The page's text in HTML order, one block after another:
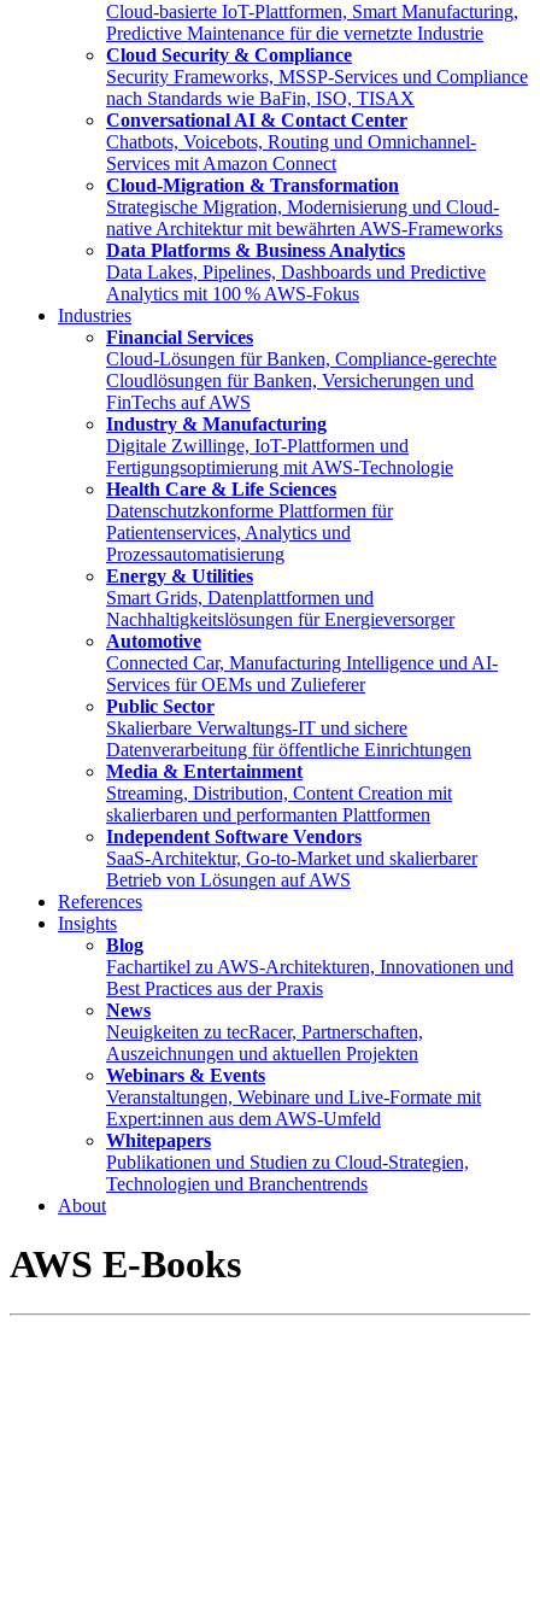
Cloud-basierte IoT-Plattformen, Smart Manufacturing,
Predictive Maintenance für die vernetzte Industrie
Cloud Security & Compliance
Security Frameworks, MSSP-Services und Compliance
nach Standards wie BaFin, ISO, TISAX
Conversational AI & Contact Center
Chatbots, Voicebots, Routing und Omnichannel-
Services mit Amazon Connect
Cloud-Migration & Transformation
Strategische Migration, Modernisierung und Cloud-
native Architektur mit bewährten AWS-Frameworks
Data Platforms & Business Analytics
Data Lakes, Pipelines, Dashboards und Predictive
Analytics mit 100 % AWS-Fokus
Industries
Financial Services
Cloud-Lösungen für Banken, Compliance-gerechte
Cloudlösungen für Banken, Versicherungen und
FinTechs auf AWS
Industry & Manufacturing
Digitale Zwillinge, IoT-Plattformen und
Fertigungsoptimierung mit AWS-Technologie
Health Care & Life Sciences
Datenschutzkonforme Plattformen für
Patientenservices, Analytics und
Prozessautomatisierung
Energy & Utilities
Smart Grids, Datenplattformen und
Nachhaltigkeitslösungen für Energieversorger
Automotive
Connected Car, Manufacturing Intelligence und AI-
Services für OEMs und Zulieferer
Public Sector
Skalierbare Verwaltungs-IT und sichere
Datenverarbeitung für öffentliche Einrichtungen
Media & Entertainment
Streaming, Distribution, Content Creation mit
skalierbaren und performanten Plattformen
Independent Software Vendors
SaaS-Architektur, Go-to-Market und skalierbarer
Betrieb von Lösungen auf AWS
References
Insights
Blog
Fachartikel zu AWS-Architekturen, Innovationen und
Best Practices aus der Praxis
News
Neuigkeiten zu tecRacer, Partnerschaften,
Auszeichnungen und aktuellen Projekten
Webinars & Events
Veranstaltungen, Webinare und Live-Formate mit
Expert:innen aus dem AWS-Umfeld
Whitepapers
Publikationen und Studien zu Cloud-Strategien,
Technologien und Branchentrends
About
AWS E-Books